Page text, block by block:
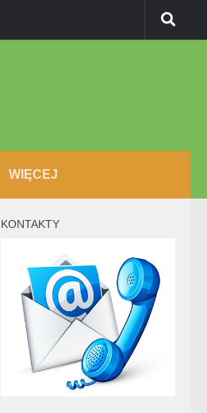
WIĘCEJ
KONTAKTY